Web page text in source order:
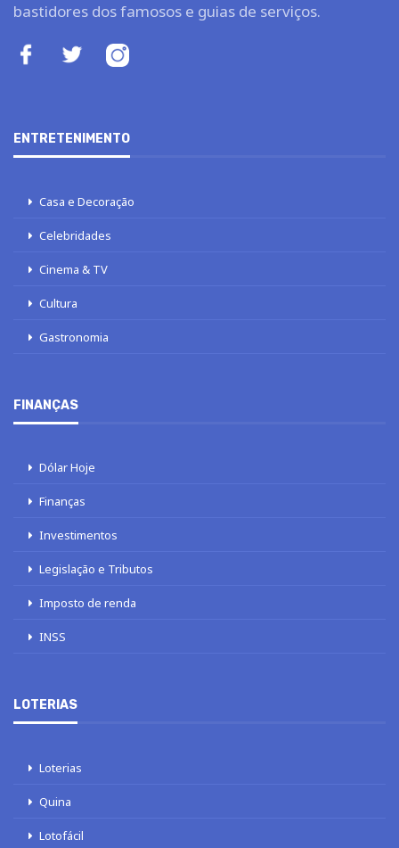
bastidores dos famosos e guias de serviços.
ENTRETENIMENTO
Casa e Decoração
Celebridades
Cinema & TV
Cultura
Gastronomia
FINANÇAS
Dólar Hoje
Finanças
Investimentos
Legislação e Tributos
Imposto de renda
INSS
LOTERIAS
Loterias
Quina
Lotofácil